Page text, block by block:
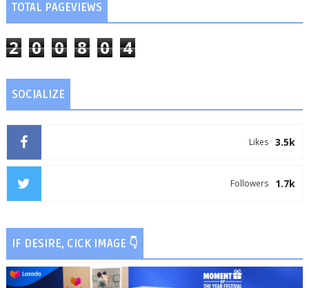
TOTAL PAGEVIEWS
2 0 0 8 0 4
SOCIALIZE
3.5k
Likes
1.7k
Followers
IF DESIRE, CICK IMAGE 👇